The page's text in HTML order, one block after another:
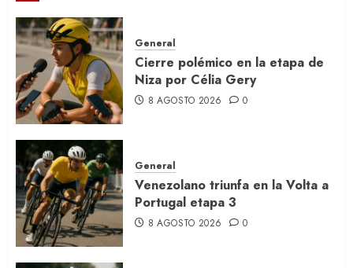
General
Cierre polémico en la etapa de
Niza por Célia Gery
8 AGOSTO 2026 0
General
Venezolano triunfa en la Volta a
Portugal etapa 3
8 AGOSTO 2026 0